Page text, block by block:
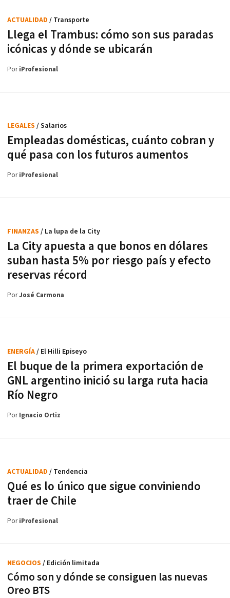
Llega el Trambus: cómo son sus paradas
icónicas y dónde se ubicarán
ACTUALIDAD / Transporte
PoriProfesional
Empleadas domésticas, cuánto cobran y
qué pasa con los futuros aumentos
LEGALES / Salarios
PoriProfesional
La City apuesta a que bonos en dólares
suban hasta 5% por riesgo país y efecto
reservas récord
FINANZAS / La lupa de la City
PorJosé Carmona
El buque de la primera exportación de
GNL argentino inició su larga ruta hacia
Río Negro
ENERGÍA/ El Hilli Episeyo
PorIgnacio Ortiz
Qué es lo único que sigue conviniendo
traer de Chile
ACTUALIDAD / Tendencia
PoriProfesional
Cómo son y dónde se consiguen las nuevas
Oreo BTS
NEGOCIOS / Edición limitada